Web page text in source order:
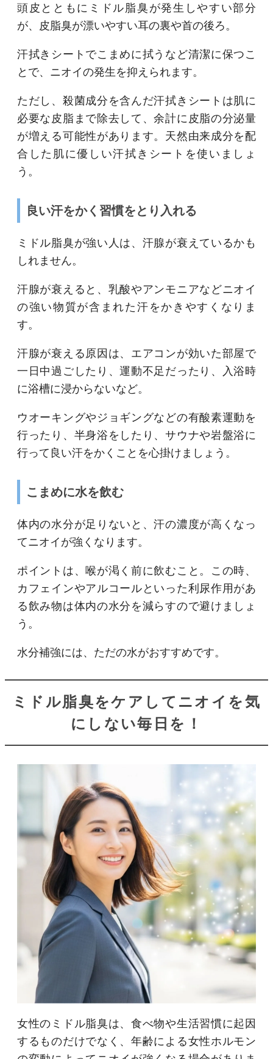
頭皮とともにミドル脂臭が発生しやすい部分
が、皮脂臭が漂いやすい耳の裏や首の後ろ。
汗拭きシートでこまめに拭うなど清潔に保つこ
とで、ニオイの発生を抑えられます。
ただし、殺菌成分を含んだ汗拭きシートは肌に
必要な皮脂まで除去して、余計に皮脂の分泌量
が増える可能性があります。天然由来成分を配
合した肌に優しい汗拭きシートを使いましょ
う。
良い汗をかく習慣をとり入れる
ミドル脂臭が強い人は、汗腺が衰えているかも
しれません。
汗腺が衰えると、乳酸やアンモニアなどニオイ
の強い物質が含まれた汗をかきやすくなりま
す。
汗腺が衰える原因は、エアコンが効いた部屋で
一日中過ごしたり、運動不足だったり、入浴時
に浴槽に浸からないなど。
ウオーキングやジョギングなどの有酸素運動を
行ったり、半身浴をしたり、サウナや岩盤浴に
行って良い汗をかくことを心掛けましょう。
こまめに水を飲む
体内の水分が足りないと、汗の濃度が高くなっ
てニオイが強くなります。
ポイントは、喉が渇く前に飲むこと。この時、
カフェインやアルコールといった利尿作用があ
る飲み物は体内の水分を減らすので避けましょ
う。
水分補強には、ただの水がおすすめです。
ミドル脂臭をケアしてニオイを気
にしない毎日を！
女性のミドル脂臭は、食べ物や生活習慣に起因
するものだけでなく、年齢による女性ホルモン